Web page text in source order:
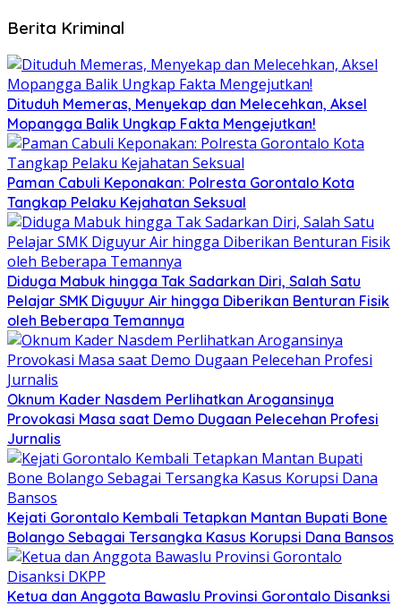
Berita Kriminal
Dituduh Memeras, Menyekap dan Melecehkan, Aksel
Mopangga Balik Ungkap Fakta Mengejutkan!
Paman Cabuli Keponakan: Polresta Gorontalo Kota
Tangkap Pelaku Kejahatan Seksual
Diduga Mabuk hingga Tak Sadarkan Diri, Salah Satu
Pelajar SMK Diguyur Air hingga Diberikan Benturan Fisik
oleh Beberapa Temannya
Oknum Kader Nasdem Perlihatkan Arogansinya
Provokasi Masa saat Demo Dugaan Pelecehan Profesi
Jurnalis
Kejati Gorontalo Kembali Tetapkan Mantan Bupati Bone
Bolango Sebagai Tersangka Kasus Korupsi Dana Bansos
Ketua dan Anggota Bawaslu Provinsi Gorontalo Disanksi